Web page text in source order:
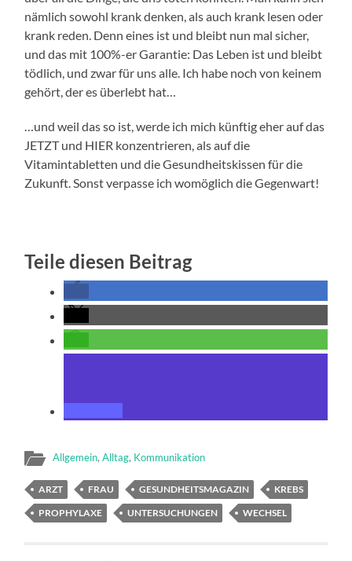
nämlich sowohl krank denken, als auch krank lesen oder
krank reden. Denn eines ist und bleibt nun mal sicher,
und das mit 100%-er Garantie: Das Leben ist und bleibt
tödlich, und zwar für uns alle. Ich habe noch von keinem
gehört, der es überlebt hat…
…und weil das so ist, werde ich mich künftig eher auf das
JETZT und HIER konzentrieren, als auf die
Vitamintabletten und die Gesundheitskissen für die
Zukunft. Sonst verpasse ich womöglich die Gegenwart!
Teile diesen Beitrag
Allgemein,Alltag, Kommunikation
ARZT FRAU GESUNDHEITSMAGAZIN
KREBS
PROPHYLAXE
UNTERSUCHUNGEN WECHSEL